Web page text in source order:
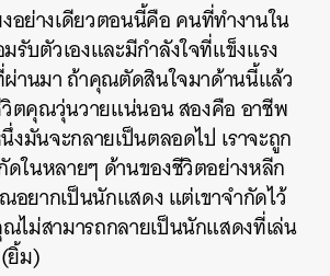
อย่างเดียวตอนนี้คือ คนที่ทำงานใน
รับตัวเองและมีกำลังใจที่แข็งแรง
านมา ถ้าคุณตัดสินใจมาด้านนี้แล้ว
วิตคุณวุ่นวายแน่นอน สองคือ อาชีพ
งมันจะกลายเป็นตลอดไป เราจะถูก
ดในหลายๆ ด้านของชีวิตอย่างหลีก
อยากเป็นนักแสดง แต่เขาจำกัดไว้
ไม่สามารถกลายเป็นนักแสดงที่เล่น
ยิ้ม)